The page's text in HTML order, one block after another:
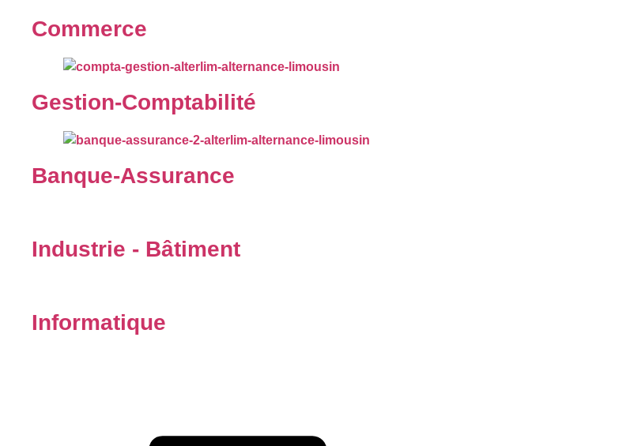
Commerce
Gestion-Comptabilité
Banque-Assurance
Industrie - Bâtiment
Informatique